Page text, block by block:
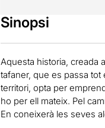
Sinopsi
Aquesta historia, creada
tafaner, que es passa tot
territori, opta per
ho per ell mateix. Pel
En coneixerà les seves